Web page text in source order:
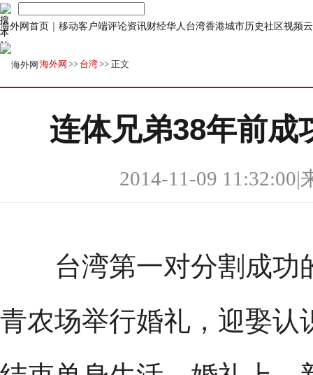
海外网首页 移动客户端评论资讯财经华人 台湾香港城市历史社区视频
海外网 >> 台湾>> 正文
连体兄弟38年前成
2014-11-09 11:32:00|
台湾第一对分割成功
青农场举行婚礼，迎娶认